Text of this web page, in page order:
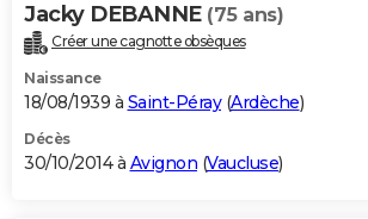
Jacky DEBANNE (75 ans)
Créer une cagnotte obsèques
Naissance
18/08/1939 à Saint-Péray(Ardèche)
Décès
30/10/2014 à Avignon (Vaucluse)